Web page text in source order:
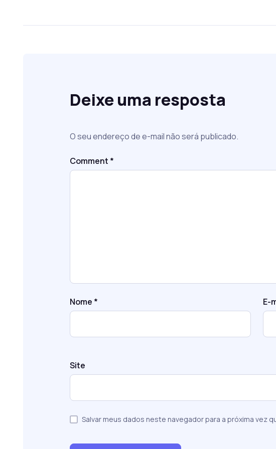
Deixe uma resposta
O seu endereço de e-mail não será publicado.
Comment *
Nome * E-
Site
Salvar meus dados neste navegador para a próxima vez